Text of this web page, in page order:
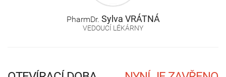
PharmDr. Sylva VRÁTNÁ
VEDOUCÍ LÉKÁRNY